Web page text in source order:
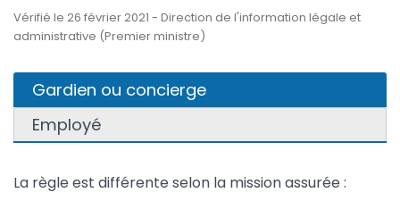
Vérifié le 26 février 2021 - Direction de l'information légale et
administrative (Premier ministre)
Gardien ou concierge
Employé
La règle est différente selon la mission assurée :